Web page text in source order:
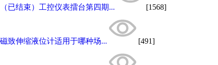
（已结束）工控仪表擂台第四期... [1568]
磁致伸缩液位计适用于哪种场... [491]